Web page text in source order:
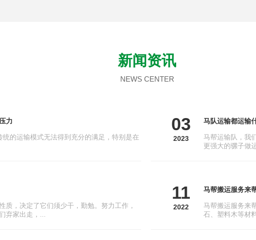
新闻资讯
NEWS CENTER
力
的运输模式无法得到充分的满足，特别是在
03
2023
马队运输都运输
马帮运输队，我
更强大的骡子做
质，决定了它们须少干，勤勉。努力工作，
弃家出走，...
11
2022
马帮搬运服务来
马帮搬运服务来
石、塑料木等材